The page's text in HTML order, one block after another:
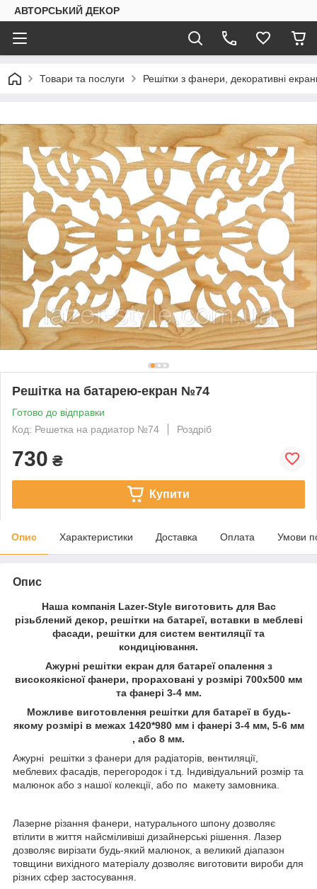
АВТОРСЬКИЙ ДЕКОР
Товари та послуги Решітки з фанери, декоративні
Решітка на батарею-екран №74
Готово до відправки
Код: Решетка на радиатор №74
Роздріб
730 ₴
Купити
Опис Характеристики Доставка Оплата Умови
Опис
Наша компанія Lazer-Style виготовить для Вас
різьблений декор, решітки на батареї, вставки в меблеві
фасади, решітки для систем вентиляції та
кондиціювання.
Ажурні решітки екран для батареї опалення з
високоякісної фанери, прораховані у розмірі 700х500 мм
та фанері 3-4 мм.
Можливе виготовлення решітки для батареї в будь-
якому розмірі в межах 1420*980 мм і фанері 3-4 мм, 5-6 мм
, або 8 мм.
Ажурні решітки з фанери для радіаторів, вентиляції,
меблевих фасадів, перегородок і т.д. Індивідуальний розмір та
малюнок або з нашої колекції, або по макету замовника.
Лазерне різання фанери, натурального шпону дозволяє
втілити в життя найсміливіші дизайнерські рішення. Лазер
дозволяє вирізати будь-який малюнок, а великий діапазон
товщини вихідного матеріалу дозволяє виготовити вироби для
різних сфер застосування.